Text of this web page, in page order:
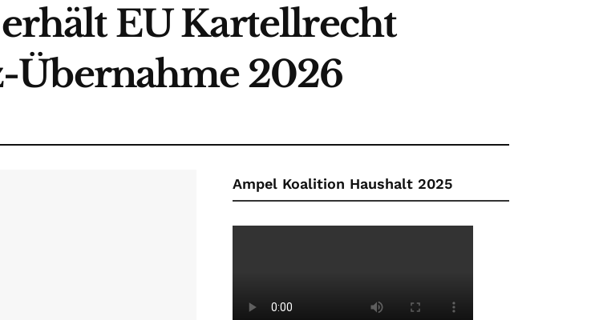
EU Kartellrecht
Übernahme 2026
Ampel Koalition Haushalt 2025